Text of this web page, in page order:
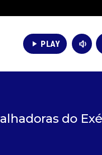
play_arrow PLAY volume_down
do